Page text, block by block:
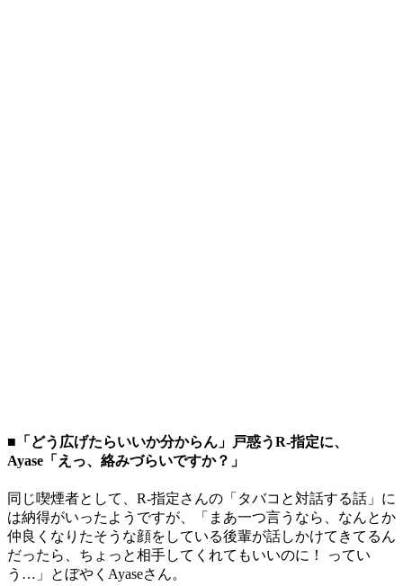
■「どう広げたらいいか分からん」戸惑うR-指定に、
Ayase「えっ、絡みづらいですか？」
同じ喫煙者として、R-指定さんの「タバコと対話する話」に
は納得がいったようですが、「まあ一つ言うなら、なんとか
仲良くなりたそうな顔をしている後輩が話しかけてきてるん
だったら、ちょっと相手してくれてもいいのに！ ってい
う…」とぼやくAyaseさん。